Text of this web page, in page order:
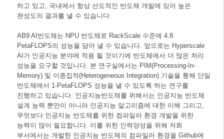
하고 있고, 국내에서 항상 선도적인 반도체 개발에 있어 높은
완성도의 결과를 낼 수 있습니다.
AB9 AI반도체는 NPU 반도체로 RackScale 수준에 4.8
PetaFLOPS의 성능을 담아 낼 수 있습니다. 앞으로는 Hyperscale
AI가 인공지능 분야에 적용 될 것이기에 반도체에서 더 많은 처리
성능을 요구할 것입니다. 본 연구실에서는 PIM(Processing-In-
Memory) 및 이종집적(Heterogeneous Integration) 기술을 통해 단일
반도체에서 1-PetaFLOPS 성능을 낼 수 있도록 하는 연구를
진행하고 있습니다. 인공지능반도체를 위해서는 인공지능 반도체
설계 능력 뿐만이 아니라 인공지능 알고리즘에 대한 이해 그리고,
무엇보다 인공지능 반도체를 위한 컴파일러 환경 개발을 위한
능력이 많이 필요합니다. 이를 위한 인력양성을 위해 저희
부서에서는 개발한 인공지능 반도체의 컴파일러 환경을 Github에